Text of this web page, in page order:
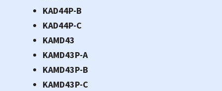
KAD44P-B
KAD44P-C
KAMD43
KAMD43P-A
KAMD43P-B
KAMD43P-C